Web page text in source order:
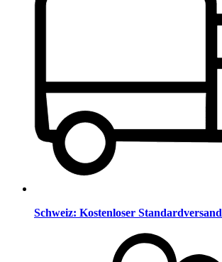
Schweiz: Kostenloser Standardversand